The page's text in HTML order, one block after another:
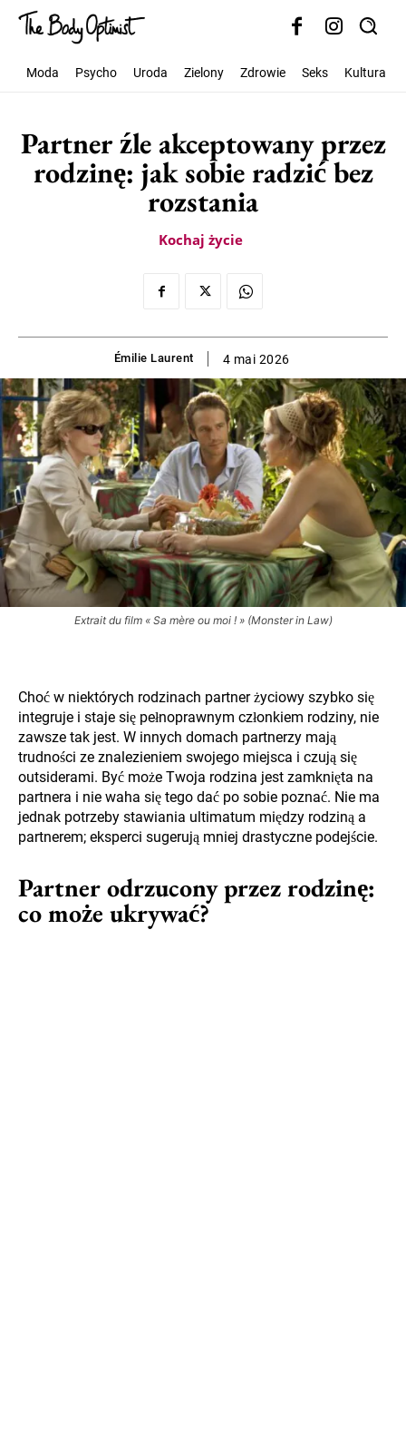
Moda Psycho Uroda Zielony Zdrowie Seks Kultura
Partner źle akceptowany przez
rodzinę: jak sobie radzić bez
rozstania
Kochaj życie
Émilie Laurent 4 mai 2026
Extrait du film « Sa mère ou moi ! » (Monster in Law)
Choć w niektórych rodzinach partner życiowy szybko się
integruje i staje się pełnoprawnym członkiem rodziny, nie
zawsze tak jest. W innych domach partnerzy mają
trudności ze znalezieniem swojego miejsca i czują się
outsiderami. Być może Twoja rodzina jest zamknięta na
partnera i nie waha się tego dać po sobie poznać. Nie ma
jednak potrzeby stawiania ultimatum między rodziną a
partnerem; eksperci sugerują mniej drastyczne podejście.
Partner odrzucony przez rodzinę:
co może ukrywać?